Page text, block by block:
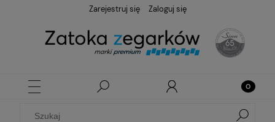
Zarejestruj się Zaloguj się